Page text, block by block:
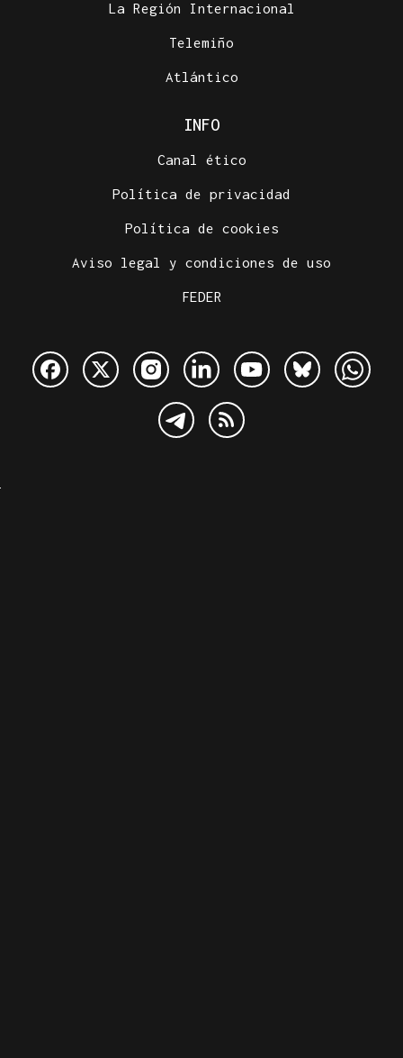
La Región Internacional
Telemiño
Atlántico
INFO
Canal ético
Política de privacidad
Política de cookies
Aviso legal y condiciones de uso
FEDER